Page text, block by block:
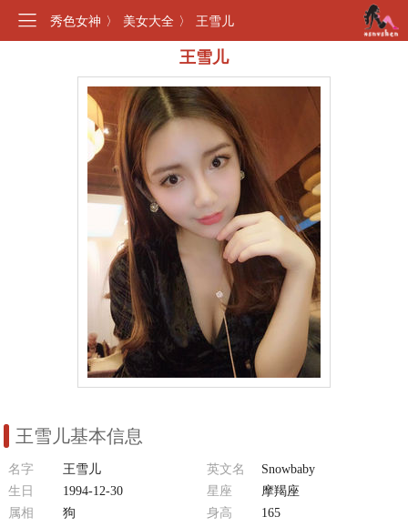
秀色女神 〉 美女大全 〉 王雪儿
王雪儿
王雪儿基本信息
名字 王雪儿 英文名
Snowbaby
生日
1994-12-30 星座
摩羯座
属相
狗 身高
165